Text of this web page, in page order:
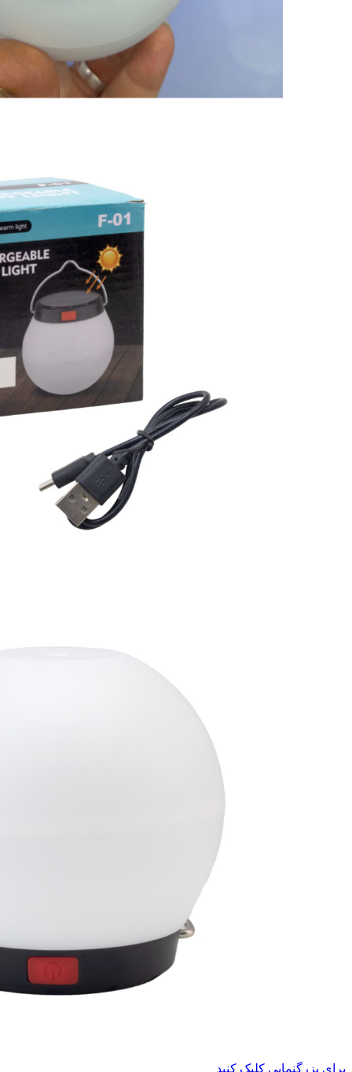
برای بزرگنمایی کلیک کنید